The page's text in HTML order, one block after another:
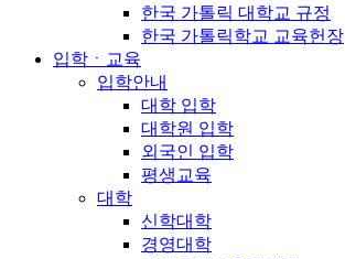
한국 가톨릭 대학교 규정
한국 가톨릭학교 교육헌장
입학ㆍ교육
입학안내
대학 입학
대학원 입학
외국인 입학
평생교육
대학
신학대학
경영대학